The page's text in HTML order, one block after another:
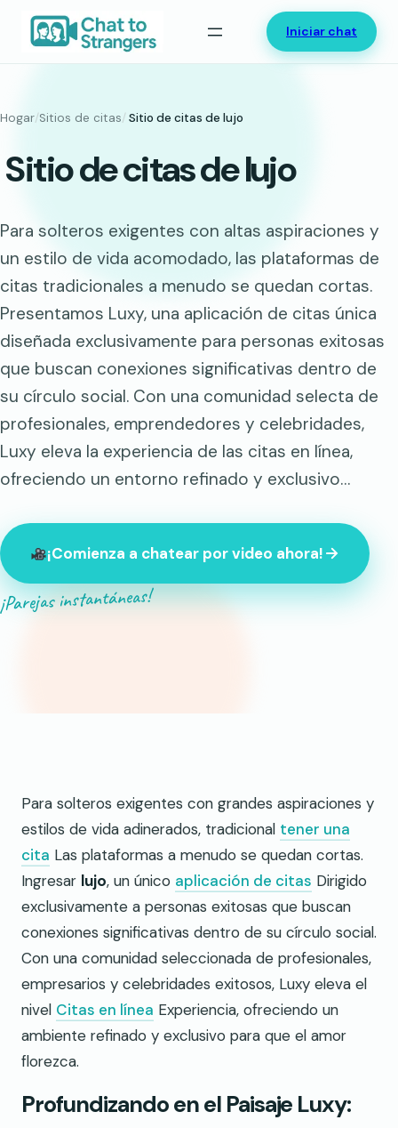
Saltar
contenido
Iniciar chat
Hogar/Sitios de citas/ Sitio de citas de lujo
Sitio de citas de lujo
Para solteros exigentes con altas aspiraciones y
un estilo de vida acomodado, las plataformas de
citas tradicionales a menudo se quedan cortas.
Presentamos Luxy, una aplicación de citas única
diseñada exclusivamente para personas exitosas
que buscan conexiones significativas dentro de
su círculo social. Con una comunidad selecta de
profesionales, emprendedores y celebridades,
Luxy eleva la experiencia de las citas en línea,
ofreciendo un entorno refinado y exclusivo…
¡Comienza a chatear por video ahora!
¡Parejas instantáneas!
Para solteros exigentes con grandes aspiraciones y
estilos de vida adinerados, tradicional tener una
cita Las plataformas a menudo se quedan cortas.
Ingresar lujo, un único aplicación de citas Dirigido
exclusivamente a personas exitosas que buscan
conexiones significativas dentro de su círculo social.
Con una comunidad seleccionada de profesionales,
empresarios y celebridades exitosos, Luxy eleva el
nivel Citas en línea Experiencia, ofreciendo un
ambiente refinado y exclusivo para que el amor
florezca.
Profundizando en el Paisaje Luxy: